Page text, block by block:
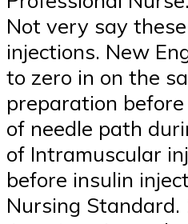
Not very say
injections. New
to zero in on the
preparation
of needle path
of Intramuscular
before insulin
Nursing